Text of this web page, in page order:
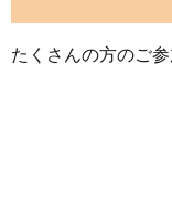
たくさんの方のご